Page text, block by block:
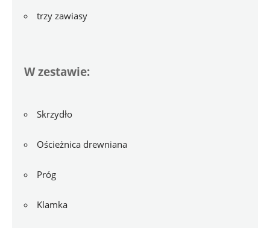
trzy zawiasy
W zestawie:
Skrzydło
Ościeżnica drewniana
Próg
Klamka